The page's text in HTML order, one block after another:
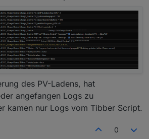
des PV-Ladens, hat
angefangen Logs zu
kamen nur Logs vom Tibber Script.
0